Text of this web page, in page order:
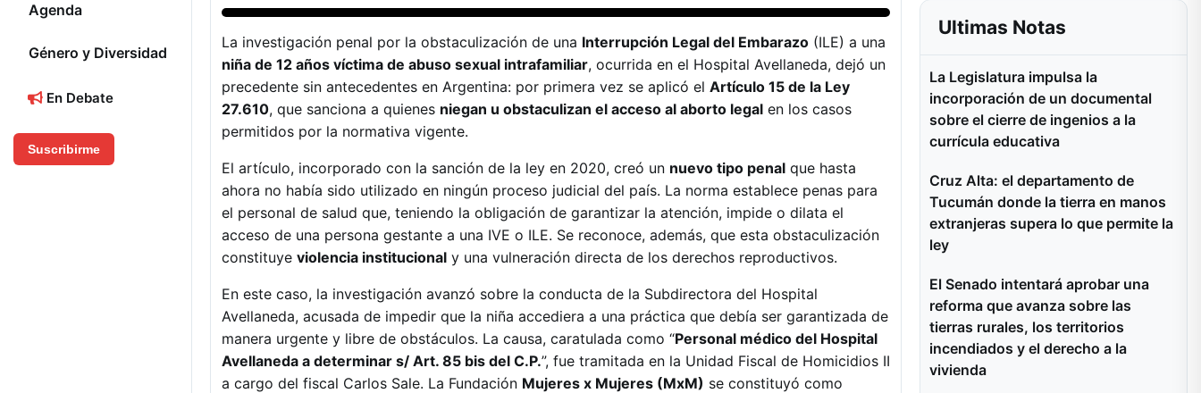
Agenda
Género y Diversidad
En Debate
Suscribirme
La investigación penal por la obstaculización de una Interrupción Legal del Embarazo (ILE) a una
niña de 12 años víctima de abuso sexual intrafamiliar, ocurrida en el Hospital Avellaneda, dejó un
precedente sin antecedentes en Argentina: por primera vez se aplicó el Artículo 15 de la Ley
27.610, que sanciona a quienes niegan u obstaculizan el acceso al aborto legal en los casos
permitidos por la normativa vigente.
El artículo, incorporado con la sanción de la ley en 2020, creó un nuevo tipo penal que hasta
ahora no había sido utilizado en ningún proceso judicial del país. La norma establece penas para
el personal de salud que, teniendo la obligación de garantizar la atención, impide o dilata el
acceso de una persona gestante a una IVE o ILE. Se reconoce, además, que esta obstaculización
constituye violencia institucional y una vulneración directa de los derechos reproductivos.
En este caso, la investigación avanzó sobre la conducta de la Subdirectora del Hospital
Avellaneda, acusada de impedir que la niña accediera a una práctica que debía ser garantizada de
manera urgente y libre de obstáculos. La causa, caratulada como “Personal médico del Hospital
Avellaneda a determinar s/ Art. 85 bis del C.P.”, fue tramitada en la Unidad Fiscal de Homicidios II
a cargo del fiscal Carlos Sale. La Fundación Mujeres x Mujeres (MxM) se constituyó como
Ultimas Notas
La Legislatura impulsa la
incorporación de un documental
sobre el cierre de ingenios a la
currícula educativa
Cruz Alta: el departamento de
Tucumán donde la tierra en manos
extranjeras supera lo que permite la
ley
El Senado intentará aprobar una
reforma que avanza sobre las
tierras rurales, los territorios
incendiados y el derecho a la
vivienda